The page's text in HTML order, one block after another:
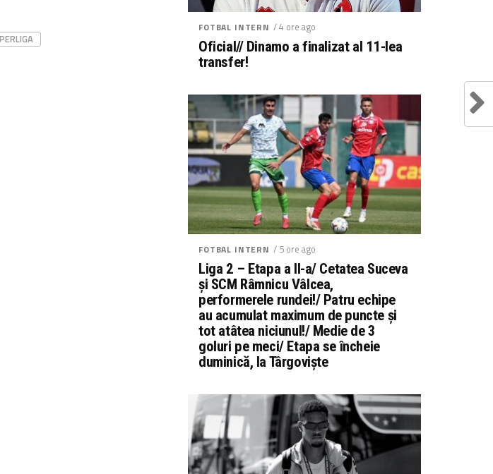
FOTBAL INTERN / 4 ore ago
Oficial// Dinamo a finalizat al 11-lea
transfer!
FOTBAL INTERN / 5 ore ago
Liga 2 – Etapa a II-a/ Cetatea Suceva
și SCM Râmnicu Vâlcea,
performerele rundei!/ Patru echipe
au acumulat maximum de puncte și
tot atâtea niciunul!/ Medie de 3
goluri pe meci/ Etapa se încheie
duminică, la Târgoviște